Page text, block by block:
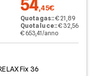
54,45€
Quota gas::€ 21,89
Quota luce::€ 32,56
€ 653,41/anno
Fix 36